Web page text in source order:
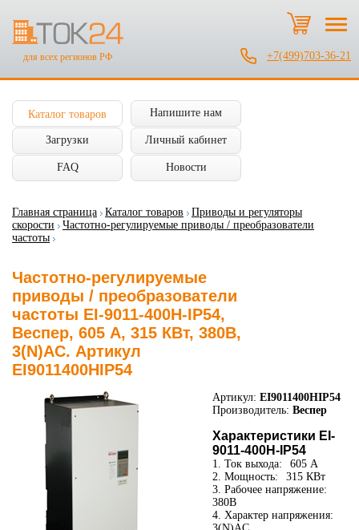
для всех регионов РФ +7(499)703-36-21
Каталог товаров Напишите нам
Загрузки Личный кабинет
FAQ Новости
Главная страница Каталог товаров
Приводы и регуляторы
скорости
Частотно-регулируемые приводы / преобразователи
частоты
Частотно-регулируемые
приводы / преобразователи
частоты EI-9011-400H-IP54,
Веспер, 605 А, 315 КВт, 380В,
3(N)AC. Артикул
EI9011400HIP54
Артикул: EI9011400HIP54
Производитель: Веспер
Характеристики EI-
9011-400H-IP54
1. Ток выхода:
605 А
2. Мощность:
315 КВт
3. Рабочее напряжение:
380В
4. Характер напряжения: